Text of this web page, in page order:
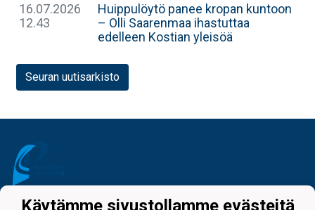
16.07.2026
12.43
Huippulöytö panee kropan kuntoon
– Olli Saarenmaa ihastuttaa
edelleen Kostian yleisöä
Seuran uutisarkisto
Käytämme sivustollamme evästeitä